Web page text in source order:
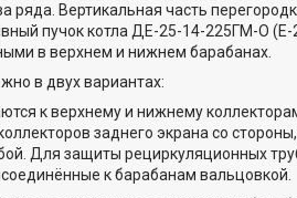
ряда. Вертикальная часть
пучок котла ДЕ-25-14-225ГМ-О
в верхнем и нижнем барабанах.
в двух вариантах:
к верхнему и нижнему
заднего экрана со
Для защиты рециркуляционных
к барабанам вальцовкой.